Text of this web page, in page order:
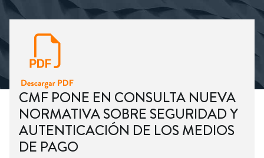
CMF PONE EN CONSULTA NUEVA
NORMATIVA SOBRE SEGURIDAD Y
AUTENTICACIÓN DE LOS MEDIOS
DE PAGO